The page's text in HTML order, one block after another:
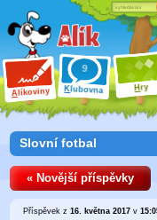
Alíkoviny Klubovna Hry
Slovní fotbal
« Novější příspěvky
Příspěvek z16. května 2017 v